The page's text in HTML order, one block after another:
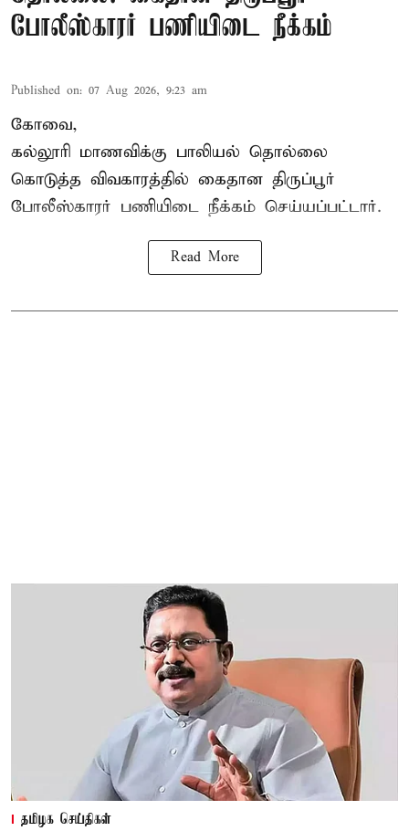
போலீஸ்காரர் பணியிடை நீக்கம்
Published on: 07 Aug 2026, 9:23 am
கோவை,
கல்லூரி மாணவிக்கு பாலியல் தொல்லை
கொடுத்த விவகாரத்தில் கைதான திருப்பூர்
போலீஸ்காரர் பணியிடை நீக்கம் செய்யப்பட்டார்.
Read More
தமிழக செய்திகள்